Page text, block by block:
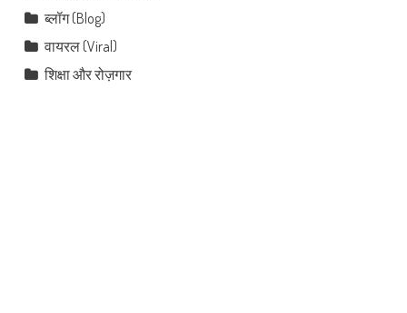
ब्लॉग (Blog)
वायरल (Viral)
शिक्षा और रोज़गार